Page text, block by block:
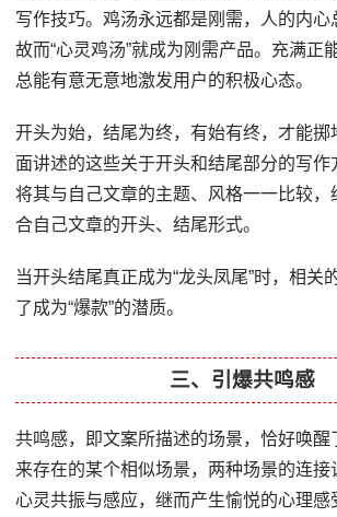
写作技巧。鸡汤永远都是刚需，人的内心
故而“心灵鸡汤”就成为刚需产品。充满正
总能有意无意地激发用户的积极心态。
开头为始，结尾为终，有始有终，才能掷
面讲述的这些关于开头和结尾部分的写作
将其与自己文章的主题、风格一一比较，
合自己文章的开头、结尾形式。
当开头结尾真正成为“龙头凤尾”时，相关
了成为“爆款”的潜质。
三、引爆共鸣感
共鸣感，即文案所描述的场景，恰好唤醒
来存在的某个相似场景，两种场景的连接
心灵共振与感应，继而产生愉悦的心理感